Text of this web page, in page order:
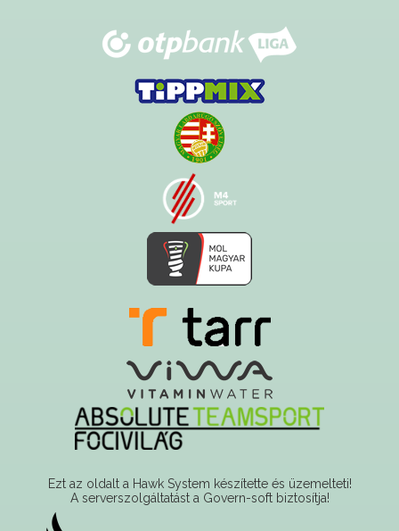
Ezt az oldalt a Hawk System készítette és üzemelteti!